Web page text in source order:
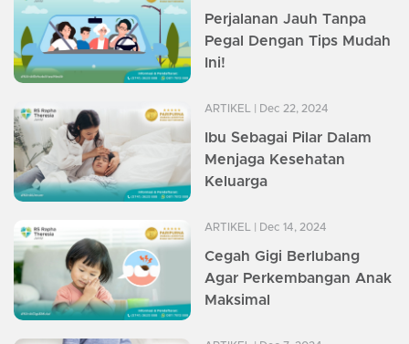
Perjalanan Jauh Tanpa
Pegal Dengan Tips Mudah
Ini!
ARTIKEL | Dec 22, 2024
Ibu Sebagai Pilar Dalam
Menjaga Kesehatan
Keluarga
ARTIKEL | Dec 14, 2024
Cegah Gigi Berlubang
Agar Perkembangan Anak
Maksimal